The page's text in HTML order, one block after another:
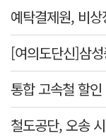
[여의도단신]삼
통합 고속철 할